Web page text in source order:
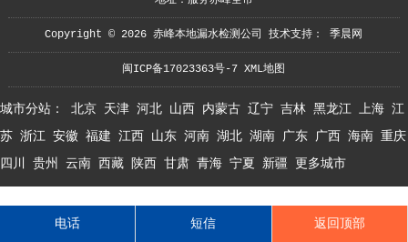
Copyright © 2026 赤峰本地漏水检测公司 技术支持：季晨网
闽ICP备17023363号-7 XML地图
城市分站： 北京 天津 河北 山西 内蒙古 辽宁 吉林 黑龙江 上海 江
苏 浙江 安徽 福建 江西 山东 河南 湖北 湖南 广东 广西 海南 重庆
四川
贵州 云南 西藏 陕西 甘肃 青海 宁夏 新疆 更多城市
电话 短信 返回顶部